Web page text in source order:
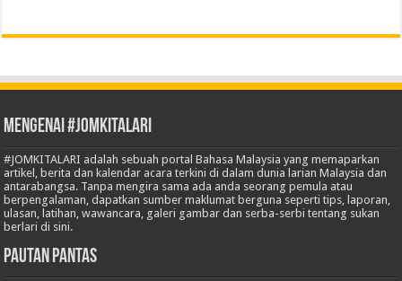
Mengenai #JOMKITALARI
#JOMKITALARI adalah sebuah portal Bahasa Malaysia yang memaparkan
artikel, berita dan kalendar acara terkini di dalam dunia larian Malaysia dan
antarabangsa. Tanpa mengira sama ada anda seorang pemula atau
berpengalaman, dapatkan sumber maklumat berguna seperti tips, laporan,
ulasan, latihan, wawancara, galeri gambar dan serba-serbi tentang sukan
berlari di sini.
Pautan Pantas